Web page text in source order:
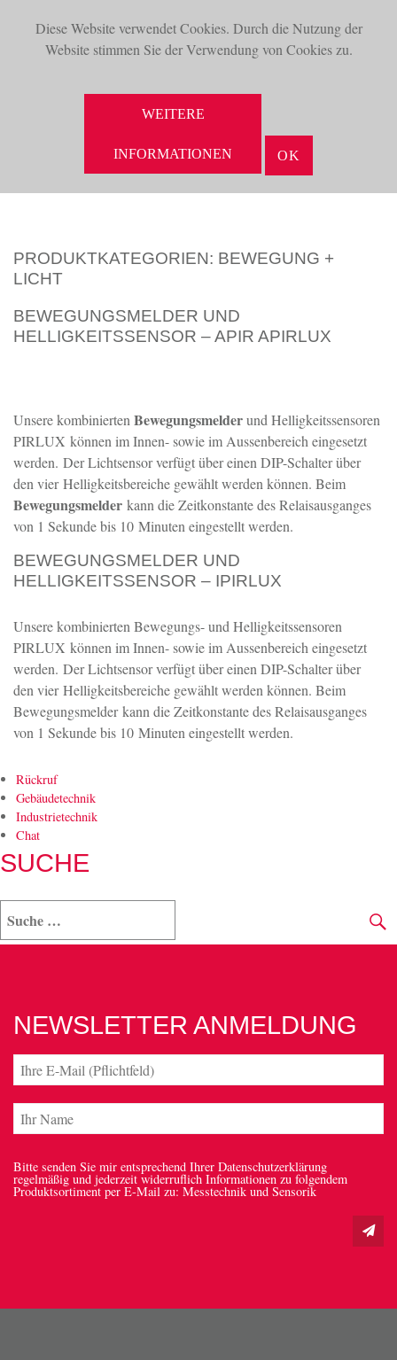
Diese Website verwendet Cookies. Durch die Nutzung der
Website stimmen Sie der Verwendung von Cookies zu.
WEITERE
INFORMATIONEN OK
PRODUKTKATEGORIEN: BEWEGUNG +
LICHT
BEWEGUNGSMELDER UND
HELLIGKEITSSENSOR – APIR APIRLUX
Unsere kombinierten Bewegungsmelderund Helligkeitssensoren
PIRLUX können im Innen- sowie im Aussenbereich eingesetzt
werden. Der Lichtsensor verfügt über einen DIP-Schalter über
den vier Helligkeitsbereiche gewählt werden können. Beim
Bewegungsmelder kann die Zeitkonstante des Relaisausganges
von 1 Sekunde bis 10 Minuten eingestellt werden.
BEWEGUNGSMELDER UND
HELLIGKEITSSENSOR – IPIRLUX
Unsere kombinierten Bewegungs- und Helligkeitssensoren
PIRLUX können im Innen- sowie im Aussenbereich eingesetzt
werden. Der Lichtsensor verfügt über einen DIP-Schalter über
den vier Helligkeitsbereiche gewählt werden können. Beim
Bewegungsmelder kann die Zeitkonstante des Relaisausganges
von 1 Sekunde bis 10 Minuten eingestellt werden.
Rückruf
Gebäudetechnik
Industrietechnik
Chat
SUCHE
NEWSLETTER ANMELDUNG
Bitte senden Sie mir entsprechend Ihrer Datenschutzerklärung
regelmäßig und jederzeit widerruflich Informationen zu folgendem
Produktsortiment per E-Mail zu: Messtechnik und Sensorik